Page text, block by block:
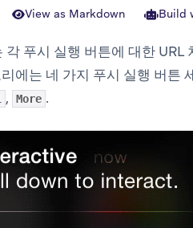
View as Markdown Build
각 푸시 실행 버튼에 대한
에는 네 가지 푸시 실행 버튼
, More .